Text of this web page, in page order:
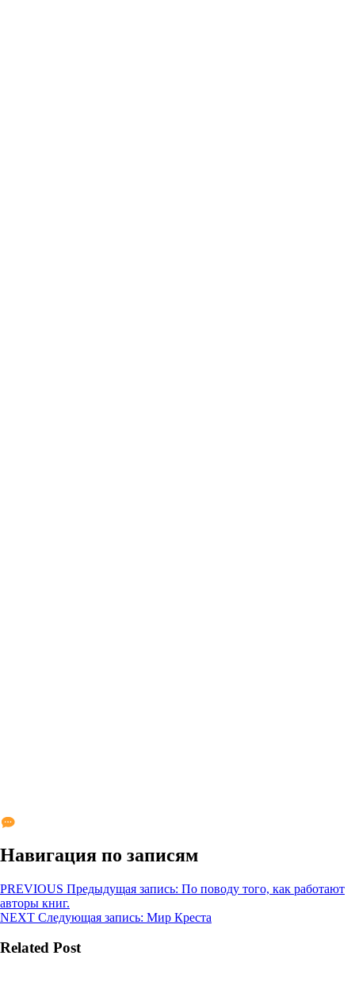
Навигация по записям
PREVIOUS Предыдущая запись: По поводу того, как работают
авторы книг.
NEXT Следующая запись: Мир Креста
Related Post